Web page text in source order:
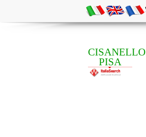
CISANELLO
PISA